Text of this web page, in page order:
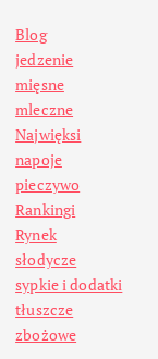
Blog
jedzenie
mięsne
mleczne
Najwięksi
napoje
pieczywo
Rankingi
Rynek
słodycze
sypkie i dodatki
tłuszcze
zbożowe